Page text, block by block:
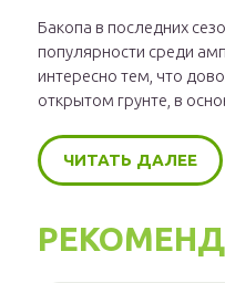
Бакопа в последних
популярности среди
интересно тем, что
открытом грунте, в
ЧИТАТЬ ДАЛЕЕ